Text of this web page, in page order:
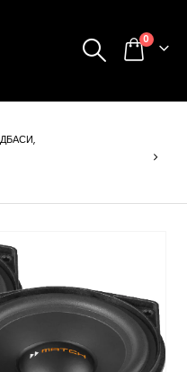
0
,